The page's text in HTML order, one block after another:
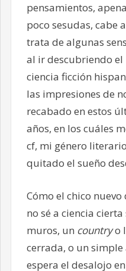
pensamientos,
poco sesudas, cabe
trata de algunas
al ir descubriendo
ciencia ficción
las impresiones de
recabado en estos
años, en los cuáles
cf, mi género
quitado el sueño
Cómo el chico
no sé a ciencia
muros, un countryo
cerrada, o un
espera el desalojo